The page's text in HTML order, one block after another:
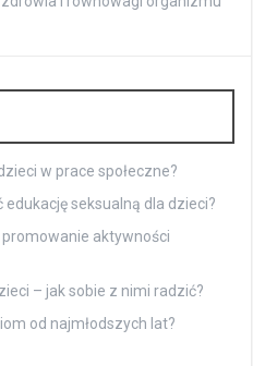
w prace społeczne?
seksualną dla dzieci?
aktywności
– jak sobie z nimi radzić?
od najmłodszych lat?